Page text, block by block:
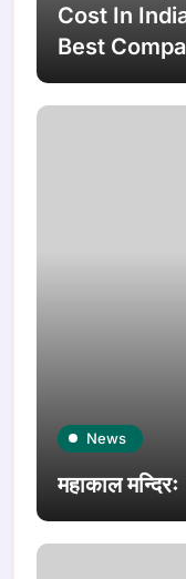
Cost In
Best
News
महाकाल मन्दिरः